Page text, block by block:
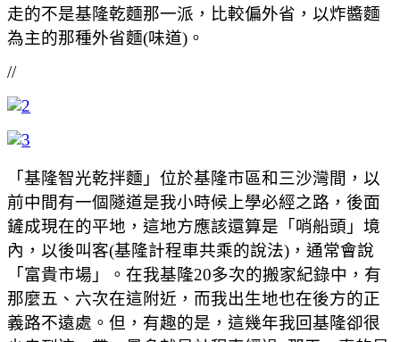
走的不是基隆乾麵那一派，比較偏外省，以炸醬麵
為主的那種外省麵(味道)。
//
「基隆智光乾拌麵」位於基隆市區和三沙灣間，以
前中間有一個隧道是我小時候上學必經之路，後面
鏟成現在的平地，這地方應該還算是「哨船頭」境
內，以後叫客(基隆計程車共乘的說法)，通常會說
「富貴市場」。在我基隆20多次的搬家紀錄中，有
那麼五、六次在這附近，而我出生地也在後方的正
義路不遠處。但，有趣的是，這幾年我回基隆卻很